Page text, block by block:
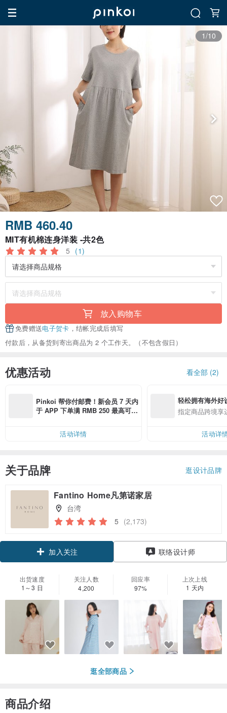
1/10
RMB 460.40
MIT有机棉连身洋装 -共2色
5 (1)
放入购物车
免费赠送电子贺卡 ，结帐完成后填写
付款后，从备货到寄出商品为 2 个工作天。（不包含假日）
优惠活动 看全部 (2)
Pinkoi 帮你付邮费！新会员 7 天内
于 APP 下单满 RMB 250 最高可折
活动详情
轻松拥有海外好
指定商品跨境享
活动详
关于品牌 逛设计品牌
Fantino Home凡第诺家居
台湾
5 (2,173)
加入关注
联络设计师
出货速度
1～3 日
关注人数
4,200
回应率
97%
上次上线
1 天内
逛全部商品
商品介绍